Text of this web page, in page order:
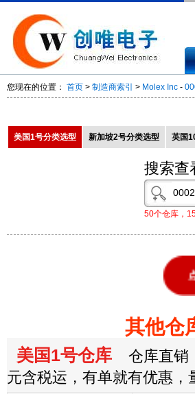
您现在的位置： 首页 > 制造商索引 > Molex Inc -
美国1号分类选型 新加坡2号分类选型 英国
搜索查
50个仓库，
其他仓
美国1号仓库 仓库直销
元含税运，有单就有优惠